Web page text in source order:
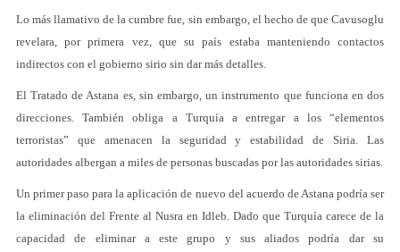
Lo más llamativo de la cumbre fue, sin embargo, el hecho de que Cavusoglu
revelara, por primera vez, que su país estaba manteniendo contactos
indirectos con el gobierno sirio sin dar más detalles.
El Tratado de Astana es, sin embargo, un instrumento que funciona en dos
direcciones. También obliga a Turquía a entregar a los “elementos
terroristas” que amenacen la seguridad y estabilidad de Siria. Las
autoridades albergan a miles de personas buscadas por las autoridades sirias.
Un primer paso para la aplicación de nuevo del acuerdo de Astana podría ser
la eliminación del Frente al Nusra en Idleb. Dado que Turquía carece de la
capacidad de eliminar a este grupo y sus aliados podría dar su